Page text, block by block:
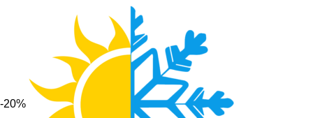
-20%